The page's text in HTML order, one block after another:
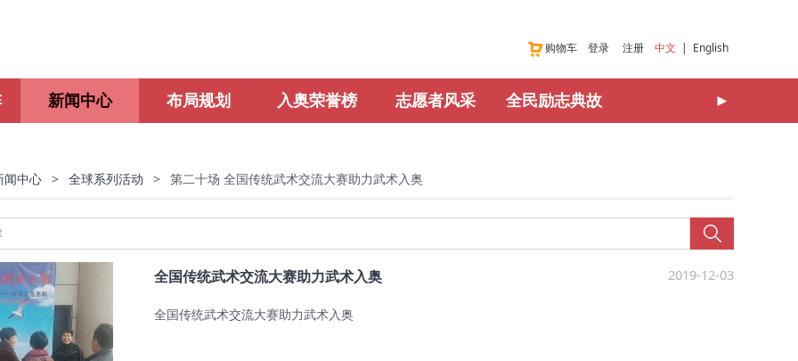
中文 | English
登录 注册
购物车
新闻中心 布局规划 入奥荣誉榜 志愿者风采 全民励志典故 ►
闻中心 > 全球系列活动 > 第二十场 全国传统武术交流大赛助力武术入奥
全国传统武术交流大赛助力武术入奥 2019-12-03
全国传统武术交流大赛助力武术入奥